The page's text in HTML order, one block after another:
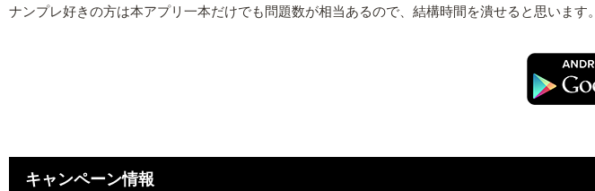
ナンプレ好きの方は本アプリ一本だけでも問題数が相当あるので、結構時間を潰せると思います。
キャンペーン情報